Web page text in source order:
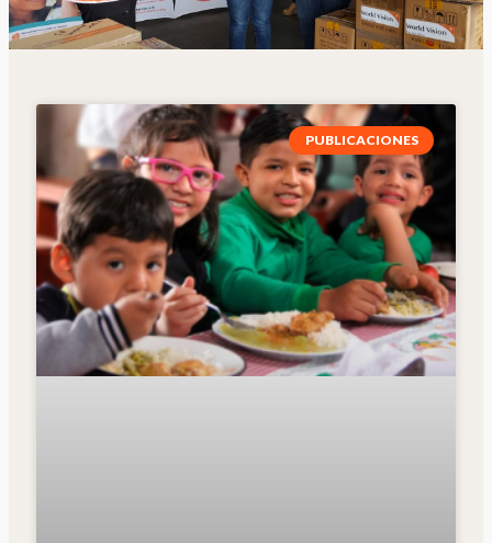
PUBLICACIONES